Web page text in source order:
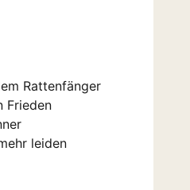
Rattenfänger
Frieden
leiden